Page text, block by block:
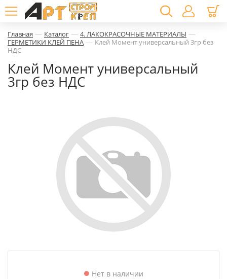
Главная — Каталог — 4. ЛАКОКРАСОЧНЫЕ МАТЕРИАЛЫ —
ГЕРМЕТИКИ КЛЕЙ ПЕНА — Клей Момент универсальный 3гр без
НДС
Клей Момент универсальный
3гр без НДС
Нет в наличии